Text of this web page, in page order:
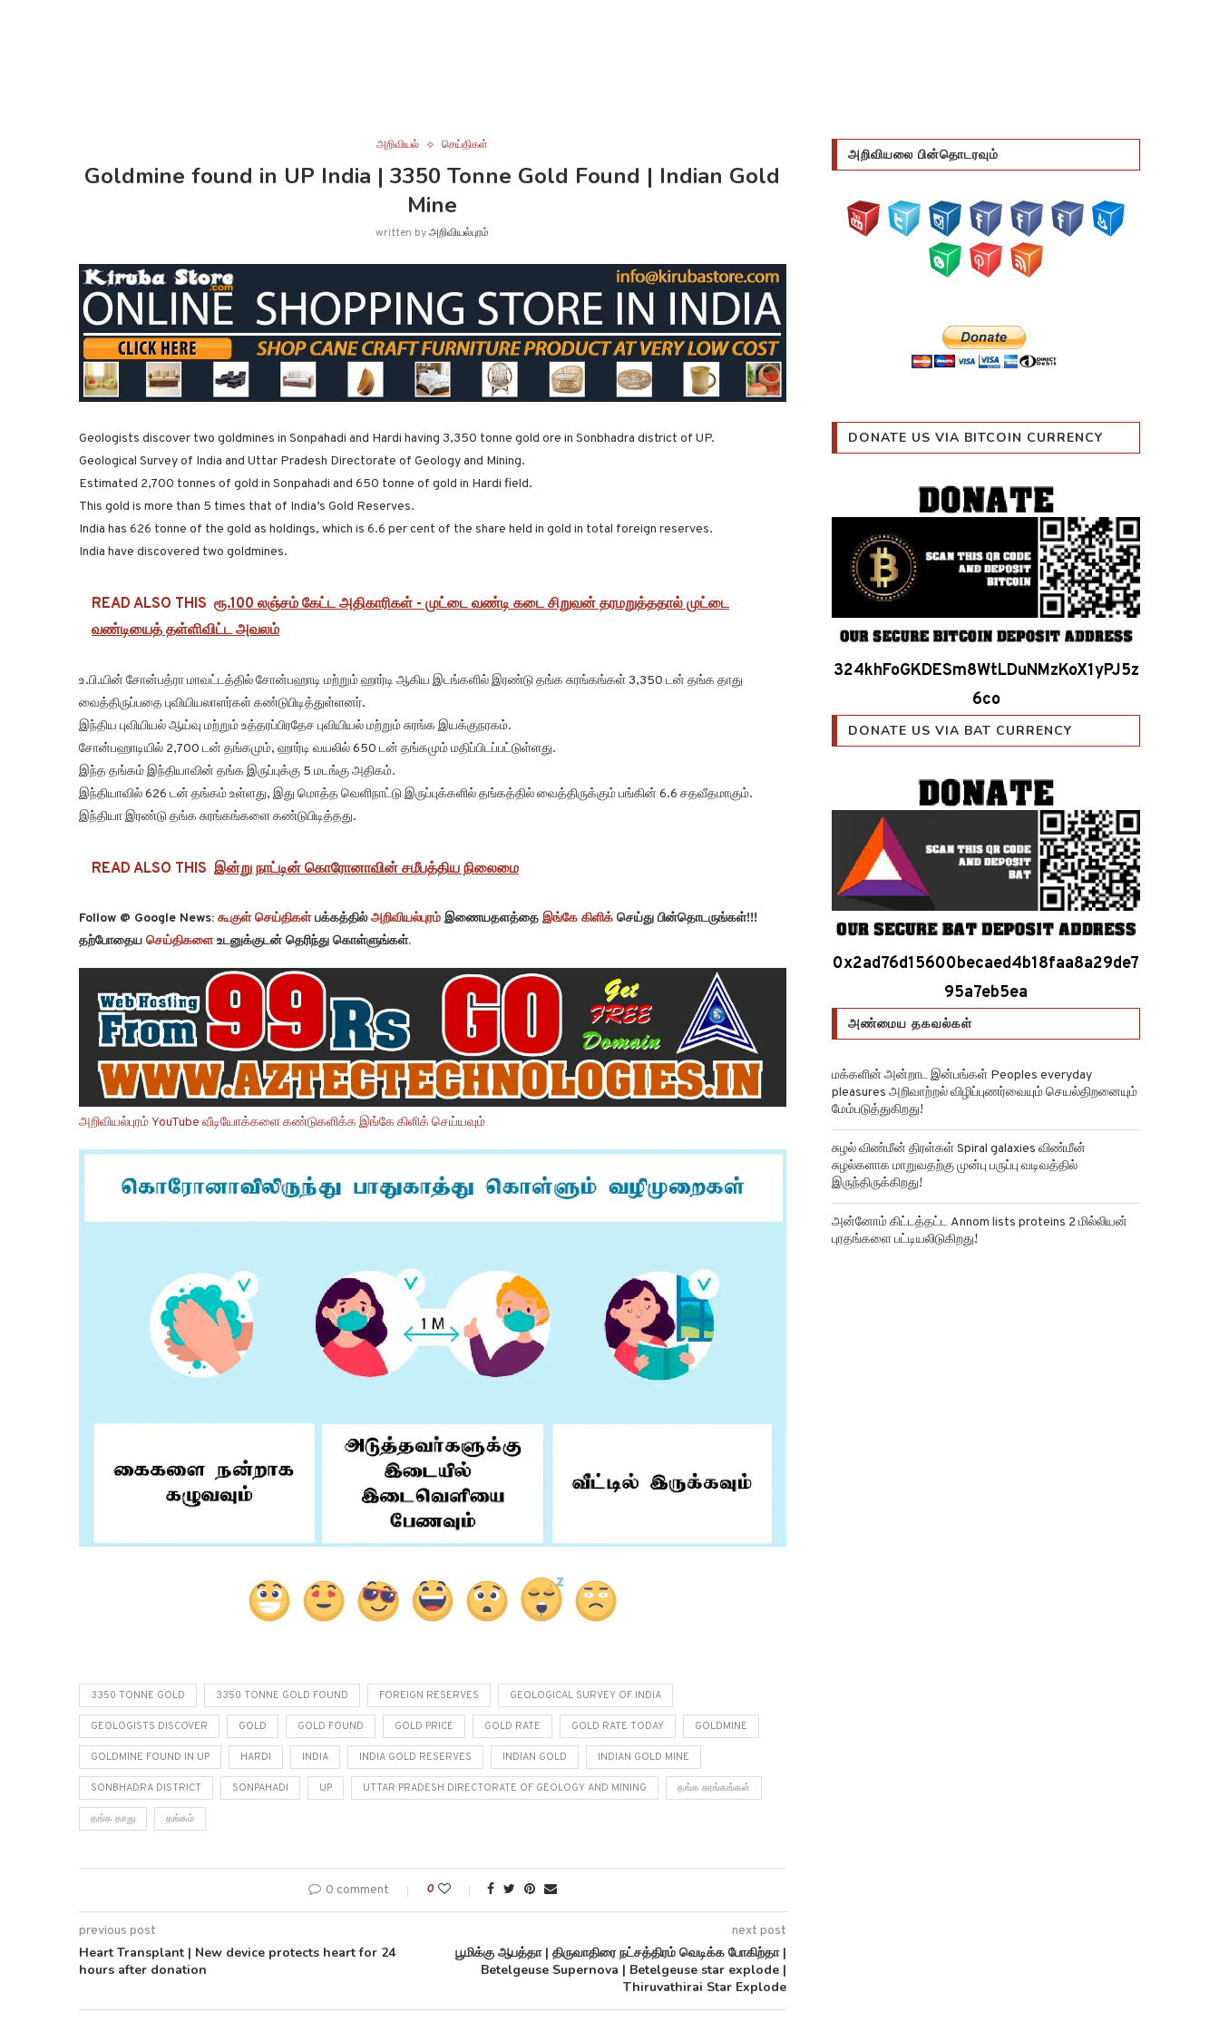
அறிவியல் செய்திகள்
Goldmine found in UP India | 3350 Tonne Gold Found | Indian Gold
Mine
written byஅறிவியல்புரம்
Geologists discover two goldmines in Sonpahadi and Hardi having 3,350 tonne gold ore in Sonbhadra district of UP.
Geological Survey of India and Uttar Pradesh Directorate of Geology and Mining.
Estimated 2,700 tonnes of gold in Sonpahadi and 650 tonne of gold in Hardi field.
This gold is more than 5 times that of India’s Gold Reserves.
India has 626 tonne of the gold as holdings, which is 6.6 per cent of the share held in gold in total foreign reserves.
India have discovered two goldmines.
READ ALSO THIS ரூ.100 லஞ்சம் கேட்ட அதிகாரிகள் - முட்டை வண்டி கடை சிறுவன் தரமறுத்ததால் முட்டை
வண்டியைத் தள்ளிவிட்ட அவலம்
உ.பி.யின் சோன்பத்ரா மாவட்டத்தில் சோன்பஹாடி மற்றும் ஹார்டி ஆகிய இடங்களில் இரண்டு தங்க சுரங்கங்கள் 3,350 டன் தங்க தாது
வைத்திருப்பதை புவியியலாளர்கள் கண்டுபிடித்துள்ளனர்.
இந்திய புவியியல் ஆய்வு மற்றும் உத்தரப்பிரதேச புவியியல் மற்றும் சுரங்க இயக்குநரகம்.
சோன்பஹாடியில் 2,700 டன் தங்கமும், ஹார்டி வயலில் 650 டன் தங்கமும் மதிப்பிடப்பட்டுள்ளது.
இந்த தங்கம் இந்தியாவின் தங்க இருப்புக்கு 5 மடங்கு அதிகம்.
இந்தியாவில் 626 டன் தங்கம் உள்ளது, இது மொத்த வெளிநாட்டு இருப்புக்களில் தங்கத்தில் வைத்திருக்கும் பங்கின் 6.6 சதவீதமாகும்.
இந்தியா இரண்டு தங்க சுரங்கங்களை கண்டுபிடித்தது.
READ ALSO THIS இன்று நாட்டின் கொரோனாவின் சமீபத்திய நிலைமை
Follow @ Google News: கூகுள் செய்திகள்பக்கத்தில் அறிவியல்புரம் இணையதளத்தை இங்கே கிளிக் செய்து பின்தொடருங்கள்!!!
தற்போதைய செய்திகளைஉடனுக்குடன் தெரிந்து கொள்ளுங்கள்.
அறிவியல்புரம் YouTube வீடியோக்களை கண்டுகளிக்க இங்கே கிளிக் செய்யவும்
3350 TONNE GOLD 3350 TONNE GOLD FOUND FOREIGN RESERVES GEOLOGICAL SURVEY OF INDIA
GEOLOGISTS DISCOVER GOLD GOLD FOUND GOLD PRICE GOLD RATE GOLD RATE TODAY GOLDMINE
GOLDMINE FOUND IN UP HARDI INDIA INDIA GOLD RESERVES INDIAN GOLD INDIAN GOLD MINE
SONBHADRA DISTRICT SONPAHADI UP UTTAR PRADESH DIRECTORATE OF GEOLOGY AND MINING தங்க சுரங்கங்கள்
தங்க தாது தங்கம்
0 comment 0
previous post
Heart Transplant | New device protects heart for 24
hours after donation
next post
பூமிக்கு ஆபத்தா | திருவாதிரை நட்சத்திரம் வெடிக்க போகிற்தா |
Betelgeuse Supernova | Betelgeuse star explode |
Thiruvathirai Star Explode
அறிவியலை பின்தொடரவும்
DONATE US VIA BITCOIN CURRENCY
324khFoGKDESm8WtLDuNMzKoX1yPJ5z
6co
DONATE US VIA BAT CURRENCY
0x2ad76d15600becaed4b18faa8a29de7
95a7eb5ea
அண்மைய தகவல்கள்
மக்களின் அன்றாட இன்பங்கள் Peoples everyday
pleasures அறிவாற்றல் விழிப்புணர்வையும் செயல்திறனையும்
மேம்படுத்துகிறது!
சுழல் விண்மீன் திரள்கள் Spiral galaxies விண்மீன்
சுழல்களாக மாறுவதற்கு முன்பு பருப்பு வடிவத்தில்
இருந்திருக்கிறது!
அன்னோம் கிட்டத்தட்ட Annom lists proteins 2 மில்லியன்
புரதங்களை பட்டியலிடுகிறது!